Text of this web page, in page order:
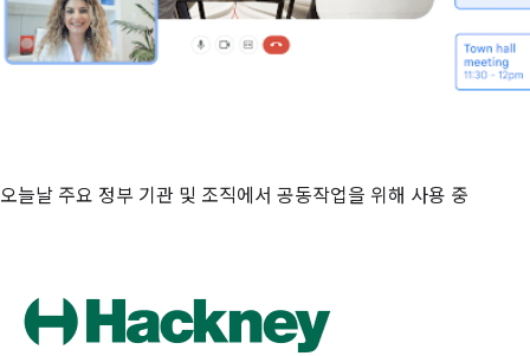
오늘날 주요 정부 기관 및 조직에서 공동작업을 위해 사용 중